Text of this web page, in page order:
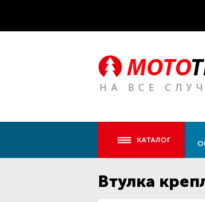
КАТАЛОГ
Втулка